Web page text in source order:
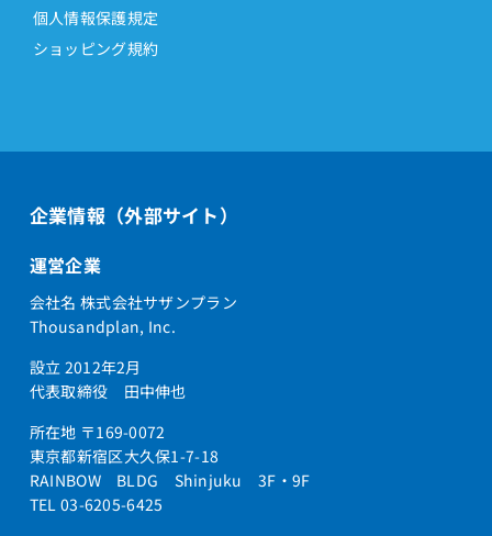
個人情報保護規定
ショッピング規約
企業情報（外部サイト）
運営企業
会社名 株式会社サザンプラン
Thousandplan, Inc.
設立 2012年2月
代表取締役 田中伸也
所在地 〒169-0072
東京都新宿区大久保1-7-18
RAINBOW BLDG Shinjuku 3F・9F
TEL 03-6205-6425